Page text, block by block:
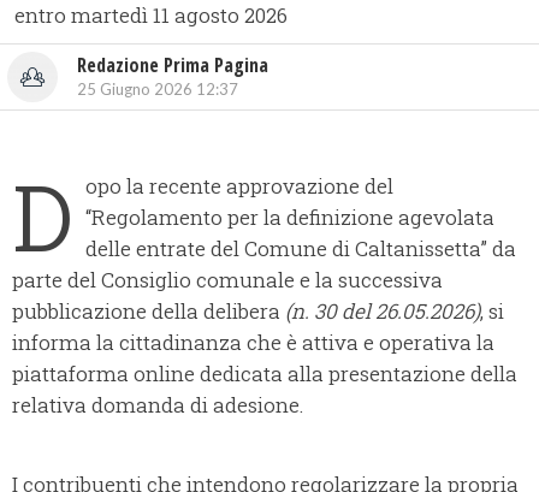
entro martedì 11 agosto 2026
Redazione Prima Pagina
25 Giugno 2026 12:37
D opo la recente approvazione del
“Regolamento per la definizione agevolata
delle entrate del Comune di Caltanissetta” da
parte del Consiglio comunale e la successiva
pubblicazione della delibera (n. 30 del 26.05.2026), si
informa la cittadinanza che è attiva e operativa la
piattaforma online dedicata alla presentazione della
relativa domanda di adesione.
I contribuenti che intendono regolarizzare la propria